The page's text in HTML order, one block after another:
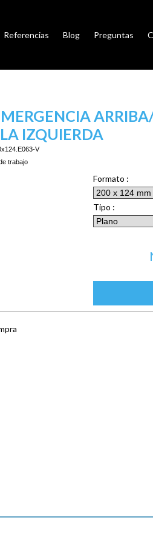
Referencias Blog Preguntas
IZQUIERDA
V
trabajo
Formato :
Tipo :